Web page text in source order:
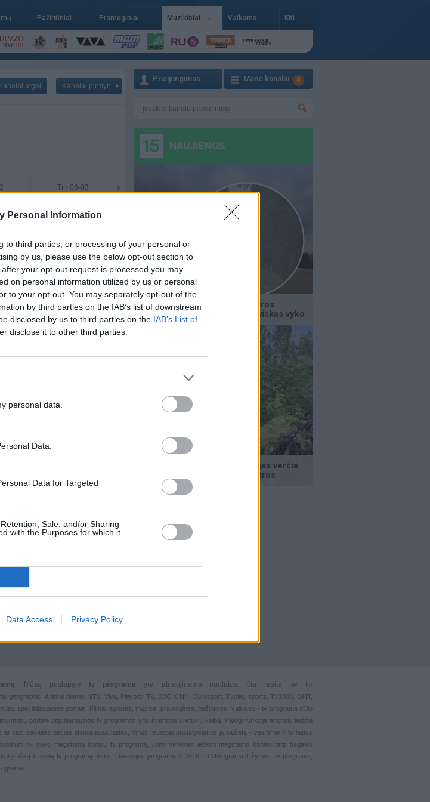
Personal Information
to third parties, or processing of your personal or
by us, please use the below opt-out section to
your opt-out request is processed you may
on personal information utilized by us or personal
to your opt-out. You may separately opt-out of the
by third parties on the IAB’s list of downstream
disclosed by us to third parties on the IAB’s List of
disclose it to other third parties.
personal data.
Data.
Data for Targeted
Sale, and/or Sharing
with the Purposes for which it
Data Access Privacy Policy
Pažintiniai Pramoginiai Muzikiniai Vaikams Kiti
Kanalai atgal Kanalai pirmyn
Tr - 06-03
Prisijungimas Mano kanalai 0
. Mūsų puslapyje tv programa
yra atnaujinama nuolatos, čia rasite ne tik
geographic, Animal planet. MTV, Viva, Playboy TV, BBC, CNN, Eurosport, TVplay sports , TV1000, ONT,
specializuotame portale! Filmai, sportas muzika pramoginės pažintinės vaikams - tv programa siūlo
mūsų portale populiariausios tv programos yra išverstos į lietuvių kalbą. Patogi funkcija anonsai leidžia
šios savaitės pačias įdomiausias laidas, filmus, trumpai pristatydamos jų siužetą - visi filmai ir tv laidos
tik savo mėgstamų kanalų
tv programą, jums nereikės ieškoti mėgstamo kanalo tarp begalės
ir tikslią tv programą Jums! Televizijos programa © 2018 - TVPrograma.lt Žymos: tv programa,